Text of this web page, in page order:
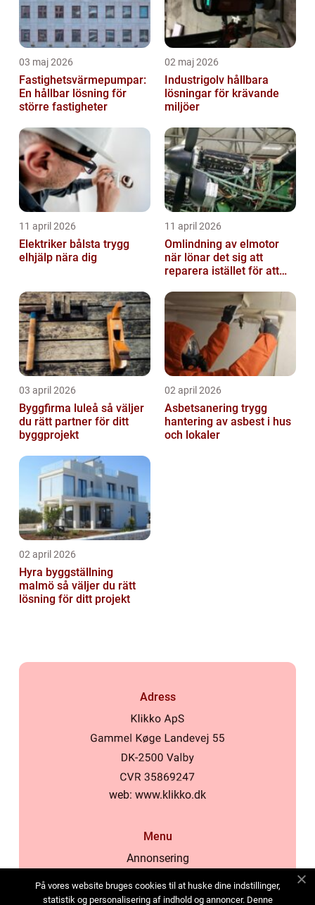
03 maj 2026
Fastighetsvärmepumpar:
En hållbar lösning för
större fastigheter
02 maj 2026
Industrigolv hållbara
lösningar för krävande
miljöer
11 april 2026
Elektriker bålsta trygg
elhjälp nära dig
11 april 2026
Omlindning av elmotor
när lönar det sig att
reparera istället för att
03 april 2026
Byggfirma luleå så väljer
du rätt partner för ditt
byggprojekt
02 april 2026
Asbetsanering trygg
hantering av asbest i hus
och lokaler
02 april 2026
Hyra byggställning
malmö så väljer du rätt
lösning för ditt projekt
Adress
web: www.klikko.dk
Menu
Annonsering
Cookies
På vores website bruges cookies til at huske dine indstillinger,
statistik og personalisering af indhold og annoncer. Denne